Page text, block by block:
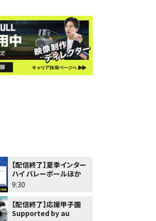
【配信終了】夏季インター
ハイ バレーボールほか
9:30
【配信終了】応援甲子園
Supported by au